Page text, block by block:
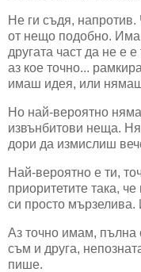
Не ги съдя,
от нещо подобно.
другата част да не е
аз кое точно...
имаш идея, или
Но най-вероятно
извънбитови неща.
дори да измислиш
Най-вероятно е ти,
приоритетите така,
си просто
Аз точно имам, пълна
съм и друга,
пише.